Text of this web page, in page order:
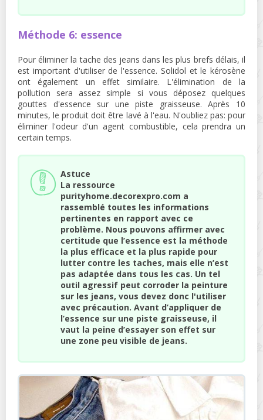
Méthode 6: essence
Pour éliminer la tache des jeans dans les plus brefs délais, il
est important d'utiliser de l'essence. Solidol et le kérosène
ont également un effet similaire. L'élimination de la
pollution sera assez simple si vous déposez quelques
gouttes d'essence sur une piste graisseuse. Après 10
minutes, le produit doit être lavé à l'eau. N'oubliez pas: pour
éliminer l'odeur d'un agent combustible, cela prendra un
certain temps.
Astuce
La ressource
purityhome.decorexpro.com a
rassemblé toutes les informations
pertinentes en rapport avec ce
problème. Nous pouvons affirmer avec
certitude que l’essence est la méthode
la plus efficace et la plus rapide pour
lutter contre les taches, mais elle n’est
pas adaptée dans tous les cas. Un tel
outil agressif peut corroder la peinture
sur les jeans, vous devez donc l'utiliser
avec précaution. Avant d’appliquer de
l’essence sur une piste graisseuse, il
vaut la peine d’essayer son effet sur
une zone peu visible de jeans.